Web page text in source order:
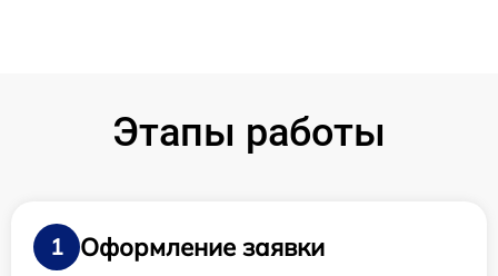
Этапы работы
1
Оформление заявки